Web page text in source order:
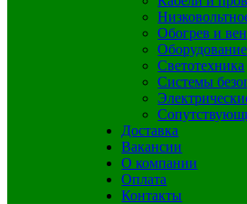
Обогрев и
Светотехника
Системы
Доставка
Вакансии
О компании
Оплата
Контакты